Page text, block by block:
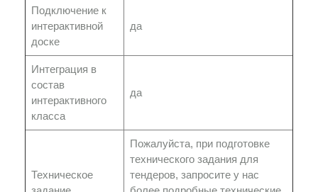
Подключение к
интерактивной
доске
да
Интеграция в
состав
интерактивного
класса
да
Техническое
Пожалуйста, при подготовке
технического задания для
тендеров, запросите у нас